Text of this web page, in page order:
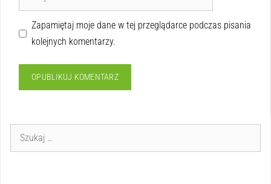
Zapamiętaj moje dane w tej przeglądarce podczas pisania
kolejnych komentarzy.